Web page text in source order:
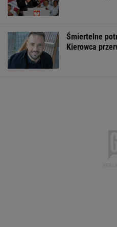
Śmiertelne
Kierowca